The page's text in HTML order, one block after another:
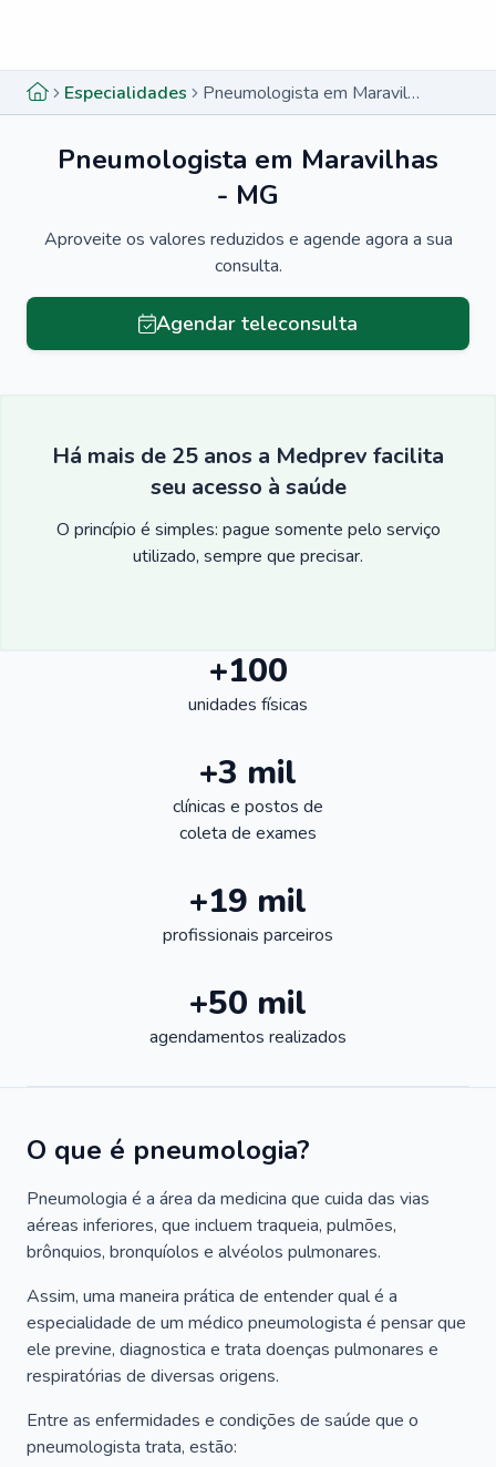
Especialidades Pneumologista em Maravilhas - MG
Pneumologista em Maravilhas
- MG
Aproveite os valores reduzidos e agende agora a sua
consulta.
Agendar teleconsulta
Há mais de 25 anos a Medprev facilita
seu acesso à saúde
O princípio é simples: pague somente pelo serviço
utilizado, sempre que precisar.
+100
unidades físicas
+3 mil
clínicas e postos de
coleta de exames
+19 mil
profissionais parceiros
+50 mil
agendamentos realizados
O que é pneumologia?
Pneumologia é a área da medicina que cuida das vias
aéreas inferiores, que incluem traqueia, pulmões,
brônquios, bronquíolos e alvéolos pulmonares.
Assim, uma maneira prática de entender qual é a
especialidade de um médico pneumologista é pensar que
ele previne, diagnostica e trata doenças pulmonares e
respiratórias de diversas origens.
Entre as enfermidades e condições de saúde que o
pneumologista trata, estão: